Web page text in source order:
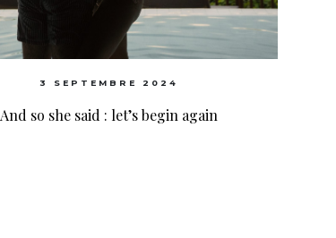
3 SEPTEMBRE 2024
And so she said : let’s begin again